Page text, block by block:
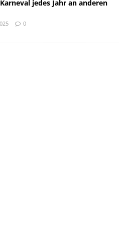
jedes Jahr an anderen
0